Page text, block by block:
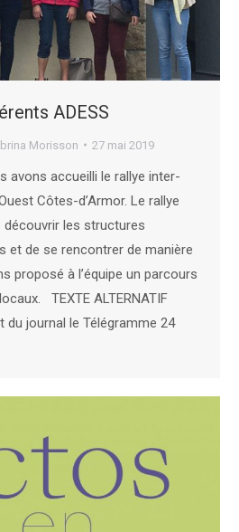
ADESS
Morisson 27 mai 2019
avons accueilli le rallye inter-
Côtes-d’Armor. Le rallye
les structures
et de se rencontrer de manière
proposé à l’équipe un parcours
TEXTE ALTERNATIF
du journal le Télégramme 24